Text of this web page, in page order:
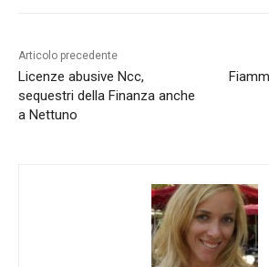
Articolo precedente
Licenze abusive Ncc,
sequestri della Finanza anche
a Nettuno